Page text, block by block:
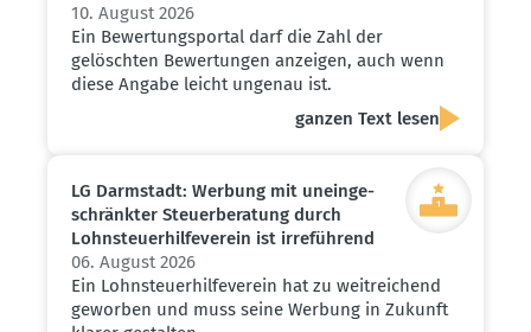
10. August 2026
Ein Bewertungsportal darf die Zahl der
gelöschten Bewertungen anzeigen, auch wenn
diese Angabe leicht ungenau ist.
ganzen Text lesen
LG Darmstadt: Werbung mit unein­ge­
schränkter Steuer­be­ratung durch
Lohnsteu­er­hil­fe­verein ist irreführend
06. August 2026
Ein Lohnsteuerhilfeverein hat zu weitreichend
geworben und muss seine Werbung in Zukunft